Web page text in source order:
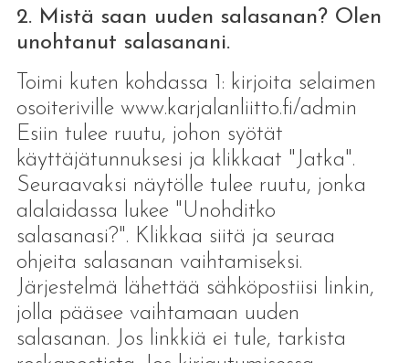
2. Mistä saan uuden salasanan? Olen
unohtanut salasanani.
Toimi kuten kohdassa 1: kirjoita selaimen
osoiteriville www.karjalanliitto.fi/admin
Esiin tulee ruutu, johon syötät
käyttäjätunnuksesi ja klikkaat "Jatka".
Seuraavaksi näytölle tulee ruutu, jonka
alalaidassa lukee "Unohditko
salasanasi?". Klikkaa siitä ja seuraa
ohjeita salasanan vaihtamiseksi.
Järjestelmä lähettää sähköpostiisi linkin,
jolla pääsee vaihtamaan uuden
salasanan. Jos linkkiä ei tule, tarkista